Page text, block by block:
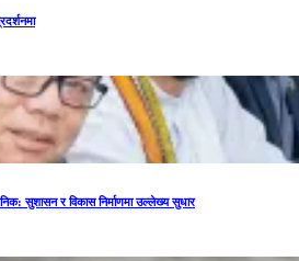
सुशासन र विकास निर्माणमा उल्लेख्य सुधार